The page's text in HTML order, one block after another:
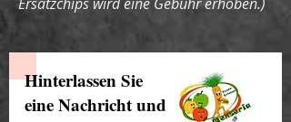
Hinterlassen Sie
eine Nachricht und